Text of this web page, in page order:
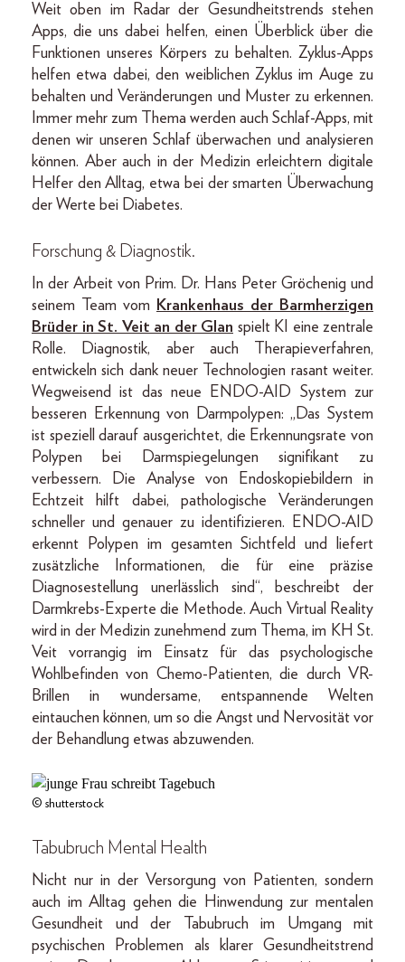
Weit oben im Radar der Gesundheitstrends stehen
Apps, die uns dabei helfen, einen Überblick über die
Funktionen unseres Körpers zu behalten. Zyklus-Apps
helfen etwa dabei, den weiblichen Zyklus im Auge zu
behalten und Veränderungen und Muster zu erkennen.
Immer mehr zum Thema werden auch Schlaf-Apps, mit
denen wir unseren Schlaf überwachen und analysieren
können. Aber auch in der Medizin erleichtern digitale
Helfer den Alltag, etwa bei der smarten Überwachung
der Werte bei Diabetes.
Forschung & Diagnostik.
In der Arbeit von Prim. Dr. Hans Peter Gröchenig und
seinem Team vom
Krankenhaus der Barmherzigen
Brüder in St. Veit an der Glan spielt KI eine zentrale
Rolle. Diagnostik, aber auch Therapieverfahren,
entwickeln sich dank neuer Technologien rasant weiter.
Wegweisend ist das neue ENDO-AID System zur
besseren Erkennung von Darmpolypen: „Das System
ist speziell darauf ausgerichtet, die Erkennungsrate von
Polypen bei Darmspiegelungen signifikant zu
verbessern. Die Analyse von Endoskopiebildern in
Echtzeit hilft dabei, pathologische Veränderungen
schneller und genauer zu identifizieren. ENDO-AID
erkennt Polypen im gesamten Sichtfeld und liefert
zusätzliche Informationen, die für eine präzise
Diagnosestellung unerlässlich sind“, beschreibt der
Darmkrebs-Experte die Methode. Auch Virtual Reality
wird in der Medizin zunehmend zum Thema, im KH St.
Veit vorrangig im Einsatz für das psychologische
Wohlbefinden von Chemo-Patienten, die durch VR-
Brillen in wundersame, entspannende Welten
eintauchen können, um so die Angst und Nervosität vor
der Behandlung etwas abzuwenden.
© shutterstock
Tabubruch Mental Health
Nicht nur in der Versorgung von Patienten, sondern
auch im Alltag gehen die Hinwendung zur mentalen
Gesundheit und der Tabubruch im Umgang mit
psychischen Problemen als klarer Gesundheitstrend